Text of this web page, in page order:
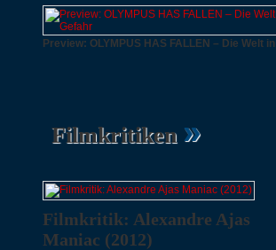
Preview: OLYMPUS HAS FALLEN – Die Welt in
Filmkritiken »
Filmkritik: Alexandre Ajas
Maniac (2012)